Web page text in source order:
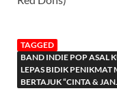
TAGGED
BAND INDIE POP ASAL
LEPAS BIDIK PENIKMAT
BERTAJUK “CINTA &